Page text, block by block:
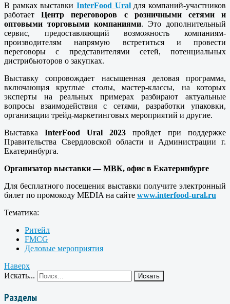
В рамках выставки InterFood Uralдля компаний-участников
работаетЦентр переговоров с розничными сетями и
оптовыми торговыми компаниями. Это дополнительный
сервис, предоставляющий возможность компаниям-
производителям напрямую встретиться и провести
переговоры с представителями сетей, потенциальных
дистрибьюторов о закупках.
Выставку сопровождает насыщенная деловая программа,
включающая круглые столы, мастер-классы, на которых
эксперты на реальных примерах разбирают актуальные
вопросы взаимодействия с сетями, разработки упаковки,
организации трейд-маркетинговых мероприятий и другие.
Выставка InterFood Ural 2023 пройдет при поддержке
Правительства Свердловской области и Администрации г.
Екатеринбурга.
Организатор выставки —МВК, офис в Екатеринбурге
Для бесплатного посещения выставки получите электронный
билет по промокоду MEDIA на сайте www.interfood-ural.ru
Тематика:
Ритейл
FMCG
Деловые мероприятия
Наверх
Искать...
Искать
Разделы